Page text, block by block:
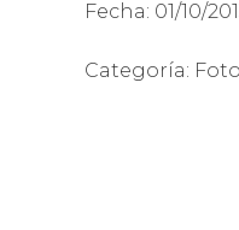
Fecha: 01/10/
Categoría: